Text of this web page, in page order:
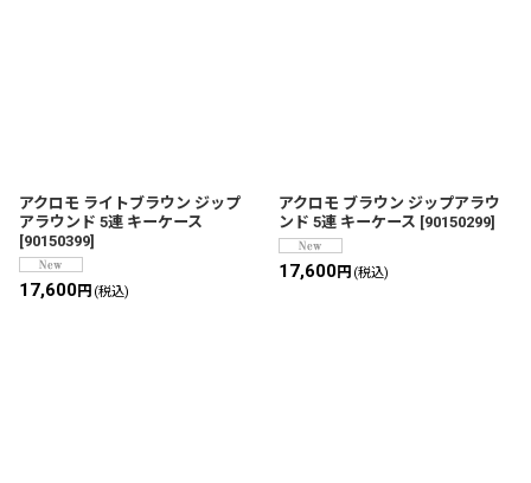
アクロモ ライトブラウン ジップ
アラウンド 5連 キーケース
[90150399]
17,600円 (税込)
アクロモ ブラウン ジップアラウ
ンド 5連 キーケース [90150299]
17,600円 (税込)